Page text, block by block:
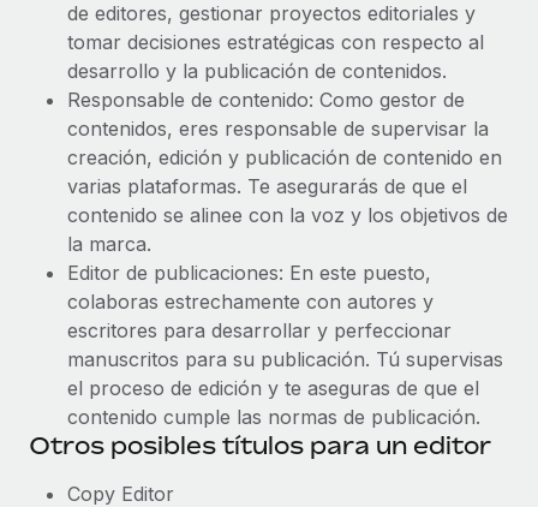
de editores, gestionar proyectos editoriales y
tomar decisiones estratégicas con respecto al
desarrollo y la publicación de contenidos.
Responsable de contenido: Como gestor de
contenidos, eres responsable de supervisar la
creación, edición y publicación de contenido en
varias plataformas. Te asegurarás de que el
contenido se alinee con la voz y los objetivos de
la marca.
Editor de publicaciones: En este puesto,
colaboras estrechamente con autores y
escritores para desarrollar y perfeccionar
manuscritos para su publicación. Tú supervisas
el proceso de edición y te aseguras de que el
contenido cumple las normas de publicación.
Otros posibles títulos para un editor
Copy Editor